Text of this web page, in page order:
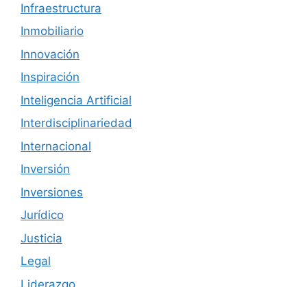
Infraestructura
Inmobiliario
Innovación
Inspiración
Inteligencia Artificial
Interdisciplinariedad
Internacional
Inversión
Inversiones
Jurídico
Justicia
Legal
Liderazgo